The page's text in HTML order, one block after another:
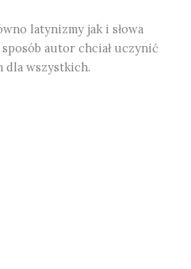
latynizmy jak i słowa
autor chciał uczynić
dla wszystkich.